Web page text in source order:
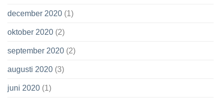
december 2020 (1)
oktober 2020 (2)
september 2020 (2)
augusti 2020 (3)
juni 2020 (1)